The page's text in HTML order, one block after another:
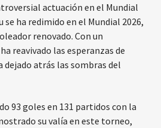
actuación en el Mundial
se ha redimido en el Mundial 2026,
renovado. Con un
reavivado las esperanzas de
atrás las sombras del
93 goles en 131 partidos con la
su valía en este torneo,